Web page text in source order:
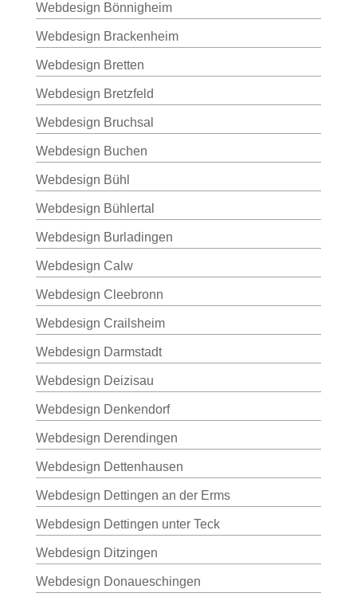
Webdesign Bönnigheim
Webdesign Brackenheim
Webdesign Bretten
Webdesign Bretzfeld
Webdesign Bruchsal
Webdesign Buchen
Webdesign Bühl
Webdesign Bühlertal
Webdesign Burladingen
Webdesign Calw
Webdesign Cleebronn
Webdesign Crailsheim
Webdesign Darmstadt
Webdesign Deizisau
Webdesign Denkendorf
Webdesign Derendingen
Webdesign Dettenhausen
Webdesign Dettingen an der Erms
Webdesign Dettingen unter Teck
Webdesign Ditzingen
Webdesign Donaueschingen